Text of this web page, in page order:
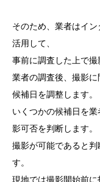
そのため、業者はイ
活用して、
事前に調査した上で撮
業者の調査後、撮影
候補日を調整します。
いくつかの候補日を
影可否を判断します。
撮影が可能であると
す。
現地では撮影開始前